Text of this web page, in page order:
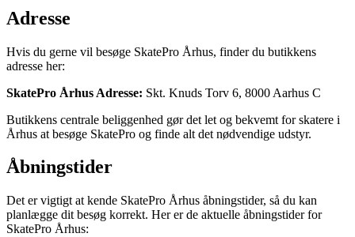
Adresse
Hvis du gerne vil besøge SkatePro Århus, finder du butikkens
adresse her:
SkatePro Århus Adresse: Skt. Knuds Torv 6, 8000 Aarhus C
Butikkens centrale beliggenhed gør det let og bekvemt for skatere i
Århus at besøge SkatePro og finde alt det nødvendige udstyr.
Åbningstider
Det er vigtigt at kende SkatePro Århus åbningstider, så du kan
planlægge dit besøg korrekt. Her er de aktuelle åbningstider for
SkatePro Århus: